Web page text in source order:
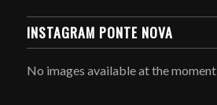
INSTAGRAM PONTE NOVA
No images available at the moment